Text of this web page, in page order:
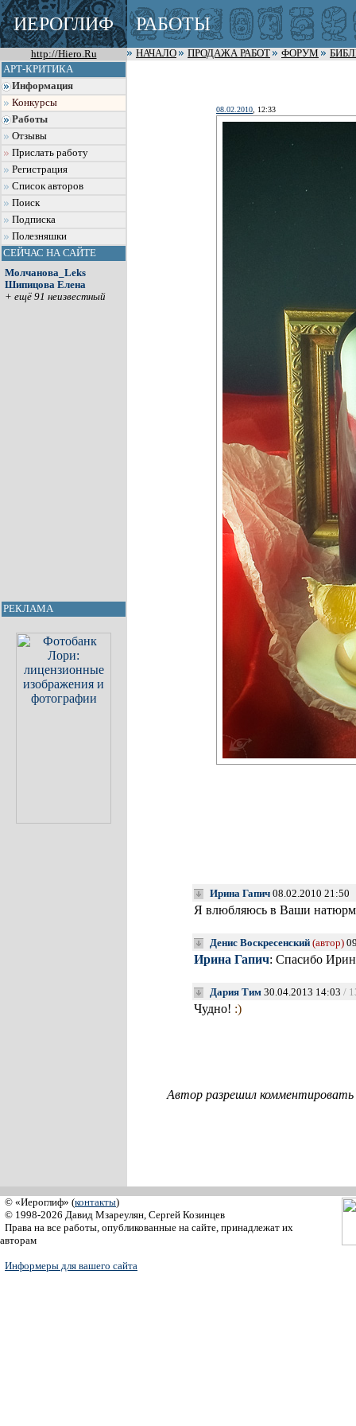
ИЕРОГЛИФ РАБОТЫ
http://Hiero.Ru НАЧАЛО ПРОДАЖА РАБОТ ФОРУМ
АРТ-КРИТИКА
Информация
Конкурсы
Работы
Отзывы
Прислать работу
Регистрация
Список авторов
Поиск
Подписка
Полезняшки
СЕЙЧАС НА САЙТЕ
Молчанова_Leks
Шипицова Елена
+ ещё 91 неизвестный
РЕКЛАМА
08.02.2010 , 12:33
Ирина Гапич 08.02.2010 21:50
Я влюбляюсь в Ваши
Денис Воскресенский (автор)
Ирина Гапич: Спасибо
Дария Тим 30.04.2013 14:03 /
Чудно! :)
Автор разрешил
© «Иероглиф» (контакты)
© 1998-2026 Давид Мзареулян, Сергей Козинцев
Права на все работы, опубликованные на сайте, принадлежат их
авторам
Информеры для вашего сайта